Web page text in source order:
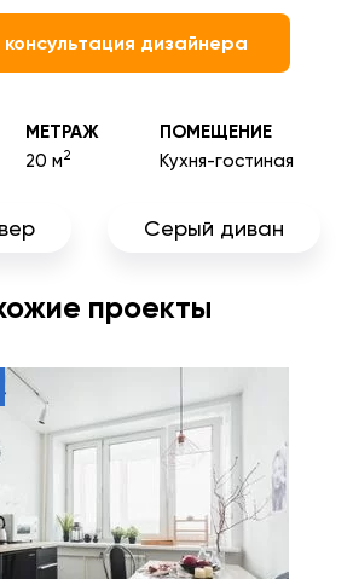
дизайнера
МЕТРАЖ
20 м2
ПОМЕЩЕНИЕ
Кухня-гостиная
Серый диван
проекты